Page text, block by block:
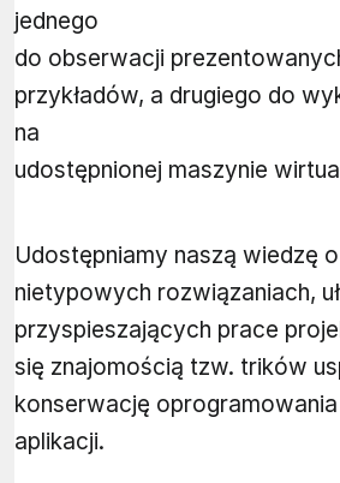
jednego
do obserwacji
przykładów, a drugiego do
na
udostępnionej maszynie
Udostępniamy naszą wiedzę
nietypowych rozwiązaniach,
przyspieszających prace
się znajomością tzw. trików
konserwację
aplikacji.